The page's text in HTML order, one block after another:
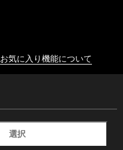
お気に入り機能について
選択